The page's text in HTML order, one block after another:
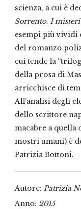
scienza, a cui è
Sorrento. I
esempi più vividi
del romanzo
cui tende la
della prosa di
arricchisce di
All’analisi degli
dello scrittore
macabre a
mostri umani) è
Patrizia Bottoni.
Autore: Patrizia
Anno: 2015